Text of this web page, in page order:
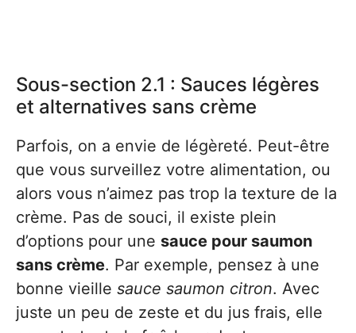
Sous-section 2.1 : Sauces légères
et alternatives sans crème
Parfois, on a envie de légèreté. Peut-être
que vous surveillez votre alimentation, ou
alors vous n’aimez pas trop la texture de la
crème. Pas de souci, il existe plein
d’options pour une sauce pour saumon
sans crème. Par exemple, pensez à une
bonne vieille sauce saumon citron. Avec
juste un peu de zeste et du jus frais, elle